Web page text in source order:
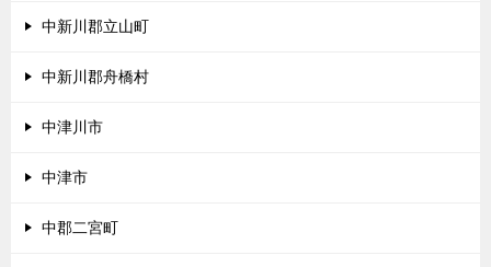
中新川郡立山町
中新川郡舟橋村
中津川市
中津市
中郡二宮町